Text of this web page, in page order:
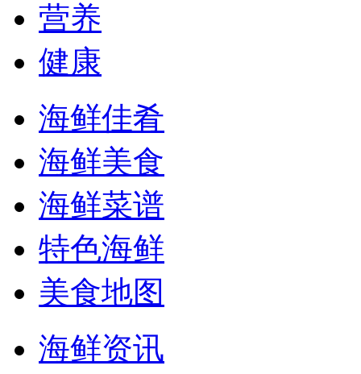
营养
健康
海鲜佳肴
海鲜美食
海鲜菜谱
特色海鲜
美食地图
海鲜资讯